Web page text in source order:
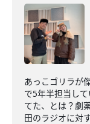
あっこゴリラが
で5年半担当し
てた、とは？劇
田のラジオに対